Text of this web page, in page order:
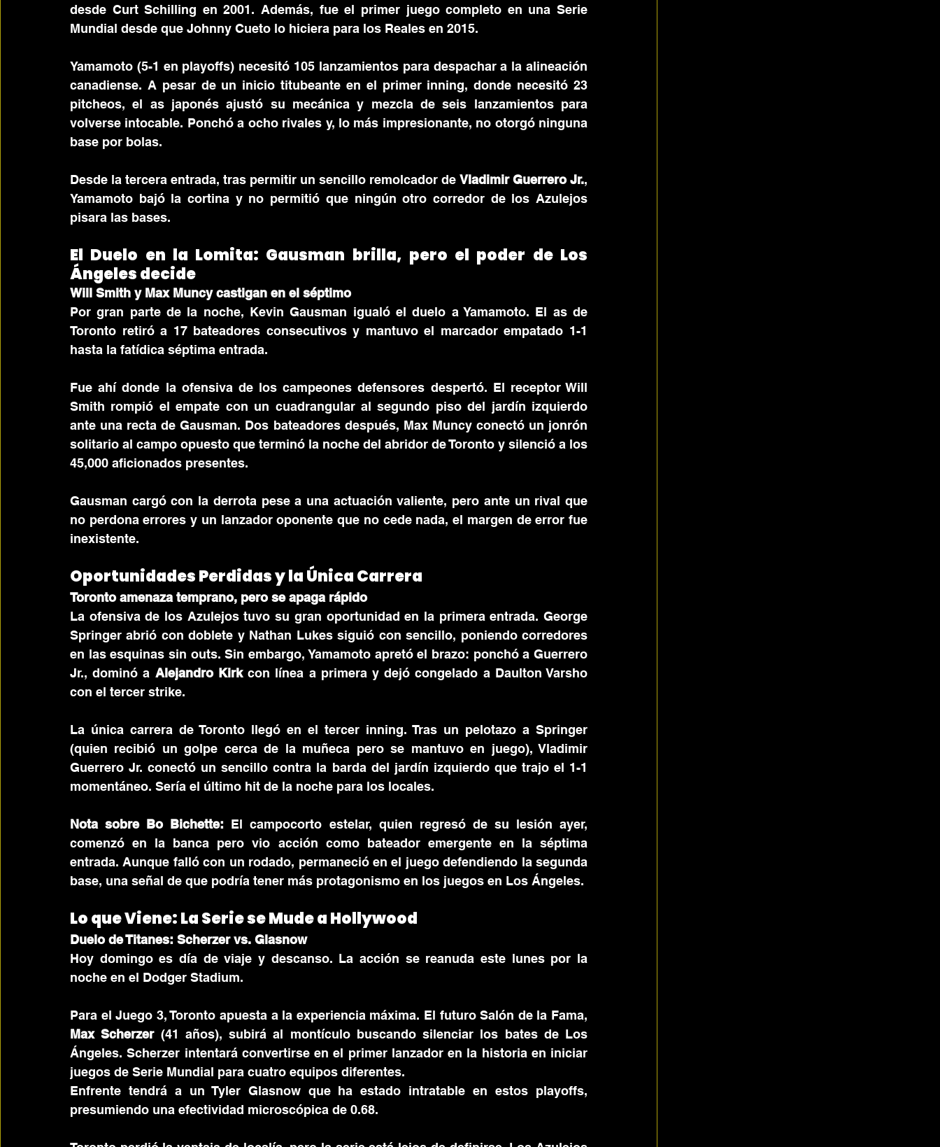
desde Curt Schilling en 2001. Además, fue el primer juego completo en una Serie
Mundial desde que Johnny Cueto lo hiciera para los Reales en 2015.
Yamamoto (5-1 en playoffs) necesitó 105 lanzamientos para despachar a la alineación
canadiense. A pesar de un inicio titubeante en el primer inning, donde necesitó 23
pitcheos, el as japonés ajustó su mecánica y mezcla de seis lanzamientos para
volverse intocable. Ponchó a ocho rivales y, lo más impresionante, no otorgó ninguna
base por bolas.
Desde la tercera entrada, tras permitir un sencillo remolcador de Vladimir Guerrero Jr.,
Yamamoto bajó la cortina y no permitió que ningún otro corredor de los Azulejos
pisara las bases.
El Duelo en la Lomita: Gausman brilla, pero el poder de Los
Ángeles decide
Will Smith y Max Muncy castigan en el séptimo
Por gran parte de la noche, Kevin Gausman igualó el duelo a Yamamoto. El as de
Toronto retiró a 17 bateadores consecutivos y mantuvo el marcador empatado 1-1
hasta la fatídica séptima entrada.
Fue ahí donde la ofensiva de los campeones defensores despertó. El receptor Will
Smith rompió el empate con un cuadrangular al segundo piso del jardín izquierdo
ante una recta de Gausman. Dos bateadores después, Max Muncy conectó un jonrón
solitario al campo opuesto que terminó la noche del abridor de Toronto y silenció a los
45,000 aficionados presentes.
Gausman cargó con la derrota pese a una actuación valiente, pero ante un rival que
no perdona errores y un lanzador oponente que no cede nada, el margen de error fue
inexistente.
Oportunidades Perdidas y la Única Carrera
Toronto amenaza temprano, pero se apaga rápido
La ofensiva de los Azulejos tuvo su gran oportunidad en la primera entrada. George
Springer abrió con doblete y Nathan Lukes siguió con sencillo, poniendo corredores
en las esquinas sin outs. Sin embargo, Yamamoto apretó el brazo: ponchó a Guerrero
Jr., dominó a Alejandro Kirk con línea a primera y dejó congelado a Daulton Varsho
con el tercer strike.
La única carrera de Toronto llegó en el tercer inning. Tras un pelotazo a Springer
(quien recibió un golpe cerca de la muñeca pero se mantuvo en juego), Vladimir
Guerrero Jr. conectó un sencillo contra la barda del jardín izquierdo que trajo el 1-1
momentáneo. Sería el último hit de la noche para los locales.
Nota sobre Bo Bichette: El campocorto estelar, quien regresó de su lesión ayer,
comenzó en la banca pero vio acción como bateador emergente en la séptima
entrada. Aunque falló con un rodado, permaneció en el juego defendiendo la segunda
base, una señal de que podría tener más protagonismo en los juegos en Los Ángeles.
Lo que Viene: La Serie se Mude a Hollywood
Duelo de Titanes: Scherzer vs. Glasnow
Hoy domingo es día de viaje y descanso. La acción se reanuda este lunes por la
noche en el Dodger Stadium.
Max Scherzer (41 años), subirá al montículo buscando silenciar los bates de Los
Ángeles. Scherzer intentará convertirse en el primer lanzador en la historia en iniciar
juegos de Serie Mundial para cuatro equipos diferentes.
Enfrente tendrá a un Tyler Glasnow que ha estado intratable en estos playoffs,
presumiendo una efectividad microscópica de 0.68.